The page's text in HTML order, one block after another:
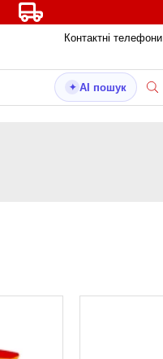
Контактні телефони
✦ AI пошук